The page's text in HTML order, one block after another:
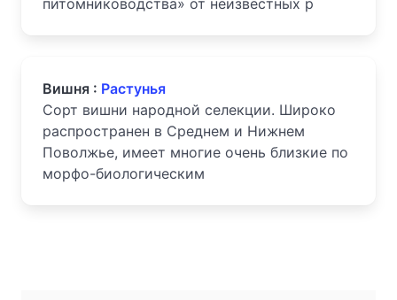
питомниководства» от неизвестных р
Вишня : Растунья
Сорт вишни народной селекции. Широко
распространен в Среднем и Нижнем
Поволжье, имеет многие очень близкие по
морфо-биологическим